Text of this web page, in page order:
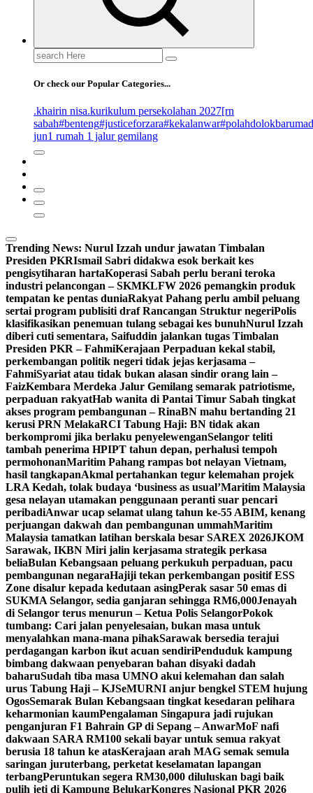
Search
for:
Or check our Popular Categories...
.khairin nisa.kurikulum persekolahan 2027[rn
sabah#benteng#justiceforzara#kekalanwar
jun1 rumah 1 jalur gemilang
Trending News: Nurul Izzah undur jawatan Timbalan
Presiden PKRIsmail Sabri didakwa esok berkait kes
pengisytiharan hartaKoperasi Sabah perlu berani teroka
industri pelancongan – SKMKLFW 2026 pemangkin produk
tempatan ke pentas duniaRakyat Pahang perlu ambil peluang
sertai program publisiti draf Rancangan Struktur negeriPolis
klasifikasikan penemuan tulang sebagai kes bunuhNurul Izzah
diberi cuti sementara, Saifuddin jalankan tugas Timbalan
Presiden PKR – FahmiKerajaan Perpaduan kekal stabil,
perkembangan politik negeri tidak jejas kerjasama –
FahmiSyariat atau tidak bukan alasan sindir orang lain –
FaizKembara Merdeka Jalur Gemilang semarak patriotisme,
perpaduan rakyatHab wanita di Pantai Timur Sabah tingkat
akses program pembangunan – RinaBN mahu bertanding 21
kerusi PRN MelakaRCI Tabung Haji: BN tidak akan
berkompromi jika berlaku penyelewenganSelangor teliti
tambah penerima HPIPT tahun depan, perhalusi tempoh
permohonanMaritim Pahang rampas bot nelayan Vietnam,
hasil tangkapanAkmal pertahankan tegur kelemahan projek
LRA Kedah, tolak budaya ‘business as usual’Maritim Malaysia
gesa nelayan utamakan penggunaan peranti suar pencari
peribadiAnwar ucap selamat ulang tahun ke-55 ABIM, kenang
perjuangan dakwah dan pembangunan ummahMaritim
Malaysia tamatkan latihan berskala besar SAREX 2026JKOM
Sarawak, IKBN Miri jalin kerjasama strategik perkasa
beliaBulan Kebangsaan peluang perkukuh perpaduan, pacu
pembangunan negaraHajiji tekan perkembangan positif ESS
Zone disalur kepada kedutaan asingPerak sasar 50 emas di
SUKMA Selangor, sedia ganjaran sehingga RM6,000Jenayah
di Selangor terus menurun – Ketua Polis SelangorPokok
tumbang: Cari jalan penyelesaian, bukan masa untuk
menyalahkan mana-mana pihakSarawak bersedia terajui
perdagangan karbon ikut acuan sendiriPenduduk kampung
bimbang dakwaan penyebaran bahan disyaki dadah
baharuSudah tiba masa UMNO akui kelemahan dan salah
urus Tabung Haji – KJSeMURNI anjur bengkel STEM hujung
OgosSemarak Bulan Kebangsaan tingkat kesedaran pelihara
keharmonian kaumPengalaman Singapura jadi rujukan
penganjuran F1 Bahrain GP di Sepang – AnwarMoF nafi
dakwaan SARA RM100 sekali bayar untuk semua rakyat
berusia 18 tahun ke atasKerajaan arah MAG semak semula
saringan juruterbang, perketat keselamatan lapangan
terbangPeruntukan segera RM30,000 diluluskan bagi baik
pulih jeti di Kampung BelukarKongres Nasional PKR 2026